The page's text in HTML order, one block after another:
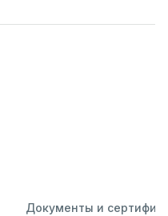
Документы и